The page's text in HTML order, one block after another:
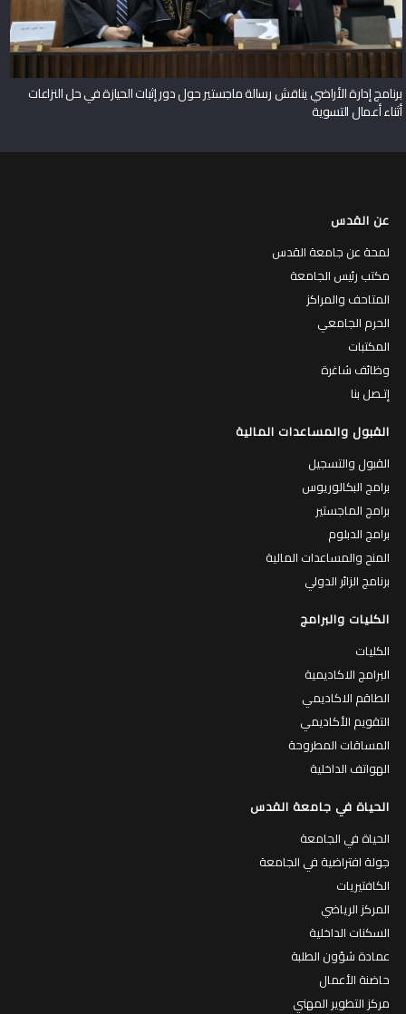
برنامج إدارة الأراضي يناقش رسالة ماجستير حول دور إثبات الحيازة في حل النزاعات
أثناء أعمال التسوية
عن القدس
لمحة عن جامعة القدس
مكتب رئيس الجامعة
المتاحف والمراكز
الحرم الجامعي
المكتبات
وظائف شاغرة
إتـصل بنا
القبول والمساعدات المالية
القبول والتسجيل
برامج البكالوريوس
برامج الماجستير
برامج الدبلوم
المنح والمساعدات المالية
برنامج الزائر الدولي
الكليات والبرامج
الكليات
البرامج الاكاديمية
الطاقم الاكاديمي
التقويم الأكاديمي
المساقات المطروحة
الهواتف الداخلية
الحياة في جامعة القدس
الحياة في الجامعة
جولة افتراضية في الجامعة
الكافتيريات
المركز الرياضي
السكنات الداخلية
عمادة شؤون الطلبة
حاضنة الأعمال
مركز التطوير المهني